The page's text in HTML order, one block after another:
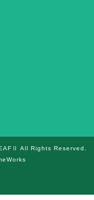
All Rights Reserved.